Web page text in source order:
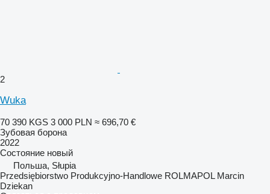
2
Wuka
70 390 KGS 3 000 PLN ≈ 696,70 €
Зубовая борона
2022
Состояние новый
Польша, Słupia
Przedsiębiorstwo Produkcyjno-Handlowe ROLMAPOL Marcin
Dziekan